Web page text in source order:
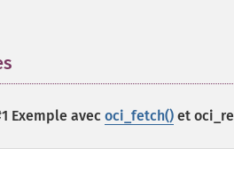
Exemple avec oci_fetch() et